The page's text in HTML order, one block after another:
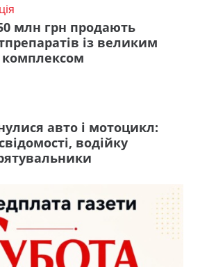
млн грн продають
із великим
авто і мотоцикл:
водійку